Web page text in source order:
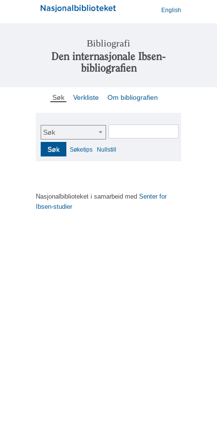
English
Bibliografi
Den internasjonale Ibsen-
bibliografien
Søk Verkliste Om bibliografien
Søk
Søk Søketips Nullstill
Nasjonalbiblioteket i samarbeid med Senter for
Ibsen-studier